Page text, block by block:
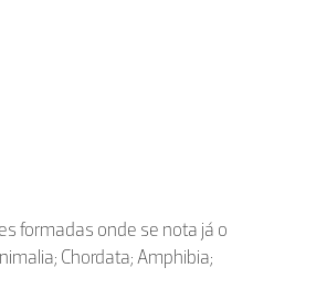
formadas onde se nota já o
Chordata; Amphibia;